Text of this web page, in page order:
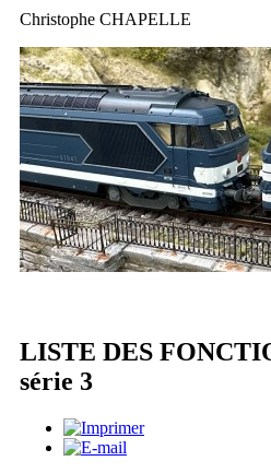
Christophe CHAPELLE
LISTE DES
série 3